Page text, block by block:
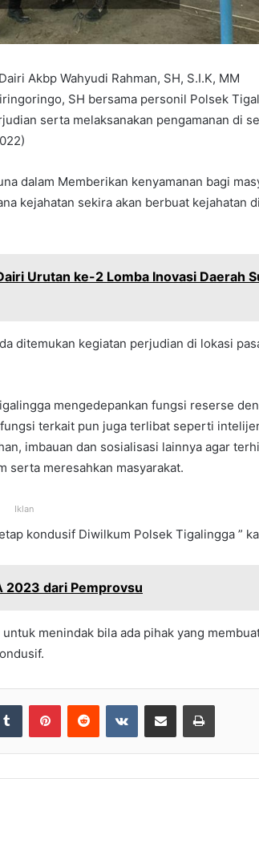
Akbp Wahyudi Rahman, SH, S.I.K, MM
SH bersama personil Polsek
serta melaksanakan pengamanan di
dalam Memberikan kenyamanan bagi
kejahatan sekira akan berbuat kejahatan
Urutan ke-2 Lomba Inovasi Daerah
ditemukan kegiatan perjudian di lokasi
mengedepankan fungsi reserse
terkait pun juga terlibat seperti
imbauan dan sosialisasi lainnya agar
serta meresahkan masyarakat.
Iklan
kondusif Diwilkum Polsek Tigalingga ”
2023 dari Pemprovsu
menindak bila ada pihak yang